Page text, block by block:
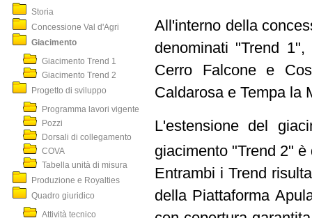
Storia
Concessione Val d'Agri
Giacimento
Giacimento Trend 1
Giacimento Trend 2
Progetto di sviluppo
Programma lavori vigente
Pozzi
Dorsali di collegamento
COVA
Tabella unità di misura
Produzione e Royalties
Quadro giuridico
Attività tecnico
All'interno della
denominati "Trend
Cerro Falcone e
Caldarosa e Tempa la
L'estensione del
giacimento "Trend 2"
Entrambi i Trend
della Piattaforma